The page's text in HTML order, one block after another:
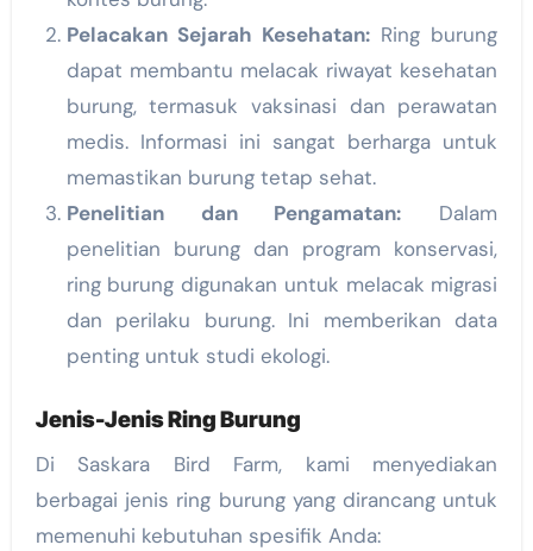
Pelacakan Sejarah Kesehatan: Ring burung
dapat membantu melacak riwayat kesehatan
burung, termasuk vaksinasi dan perawatan
medis. Informasi ini sangat berharga untuk
memastikan burung tetap sehat.
Penelitian dan Pengamatan: Dalam
penelitian burung dan program konservasi,
ring burung digunakan untuk melacak migrasi
dan perilaku burung. Ini memberikan data
penting untuk studi ekologi.
Jenis-Jenis Ring Burung
Di Saskara Bird Farm, kami menyediakan
berbagai jenis ring burung yang dirancang untuk
memenuhi kebutuhan spesifik Anda: